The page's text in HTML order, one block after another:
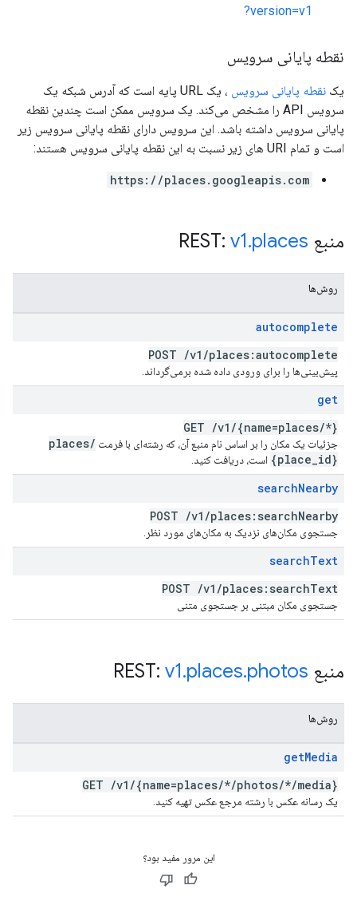
?version=v1
نقطه پایانی سرویس
یک نقطه پایانی سرویس
، یک URL پایه است که آدرس شبکه یک
سرویس API را مشخص می‌کند. یک سرویس ممکن است چندین نقطه
پایانی سرویس داشته باشد. این سرویس دارای نقطه پایانی سرویس زیر
است و تمام URI های زیر نسبت به این نقطه پایانی سرویس هستند:
https://places.googleapis.com
منبع REST: v1.places
روش‌ها
autocomplete
POST /v1 /places:autocomplete
پیش‌بینی‌ها را برای ورودی داده شده برمی‌گرداند.
get
GET /v1 /{name=places/*}
جزئیات یک مکان را بر اساس نام منبع آن، که رشته‌ای با فرمت places/
{place id} است، دریافت کنید.
searchNearby
POST /v1 /places:searchNearby
جستجوی مکان‌های نزدیک به مکان‌های مورد نظر.
searchText
POST /v1 /places:searchText
جستجوی مکان مبتنی بر جستجوی متنی
منبع REST: v1.places.photos
روش‌ها
getMedia
GET /v1 /{name=places/*/photos/*/media}
یک رسانه عکس با رشته مرجع عکس تهیه کنید.
این مرور مفید بود؟